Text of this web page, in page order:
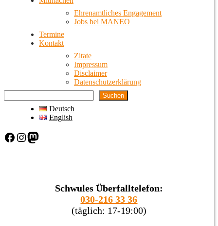
Ehrenamtliches Engagement
Jobs bei MANEO
Termine
Kontakt
Zitate
Impressum
Disclaimer
Datenschutzerklärung
Suchen
Deutsch
English
Facebook Instagram Mastodon
Schwules Überfalltelefon:
030-216 33 36
(täglich: 17-19:00)